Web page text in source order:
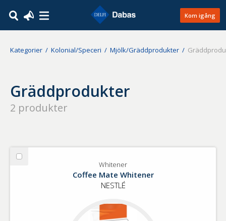
Kom igång
Kategorier Kolonial/Speceri Mjölk/Gräddprodukter
Gräddprodukter
2 produkter
Välj
Whitener
Coffee Mate Whitener
NESTLÉ